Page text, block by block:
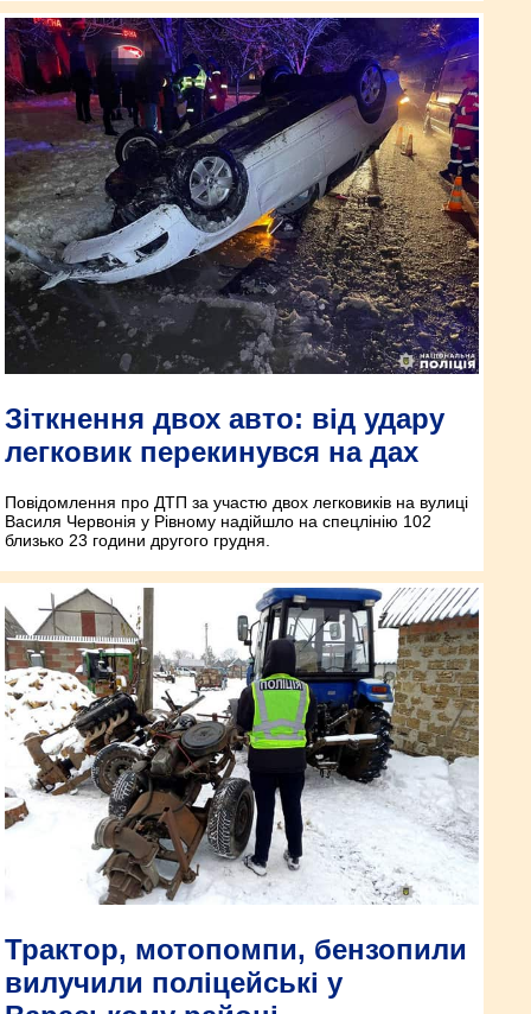
Зіткнення двох авто: від удару
легковик перекинувся на дах
Повідомлення про ДТП за участю двох легковиків на вулиці
Василя Червонія у Рівному надійшло на спецлінію 102
близько 23 години другого грудня.
Трактор, мотопомпи, бензопили
вилучили поліцейські у